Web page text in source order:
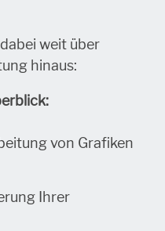
weit über
hinaus:
von Grafiken
Ihrer